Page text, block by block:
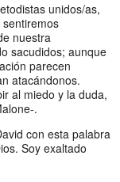
unidos/as,
nuestra
sacudidos; aunque
parecen
atacándonos.
al miedo y la duda,
.
con esta palabra
Soy exaltado